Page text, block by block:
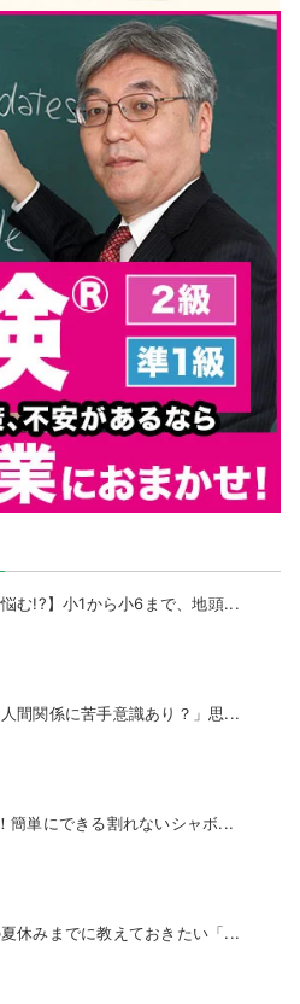
悩む!?】小1から小6まで、地頭...
人間関係に苦手意識あり？」思...
簡単にできる割れないシャボ...
休みまでに教えておきたい「...